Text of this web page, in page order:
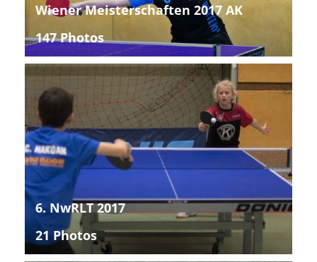
Wiener Meisterschaften 2017 AK
147 Photos
6. NwRLT 2017
21 Photos